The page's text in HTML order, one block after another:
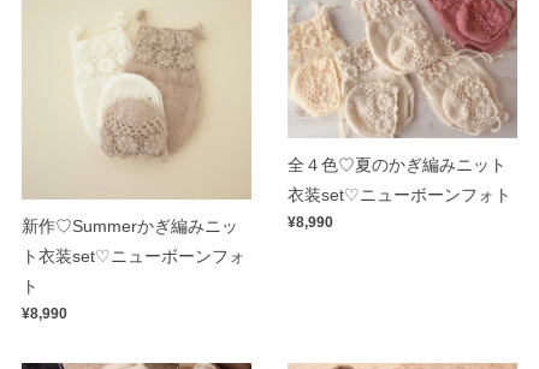
新作♡Summerかぎ編みニッ
ト衣装set♡ニューボーンフォ
ト
¥8,990
全４色♡夏のかぎ編みニット
衣装set♡ニューボーンフォト
¥8,990